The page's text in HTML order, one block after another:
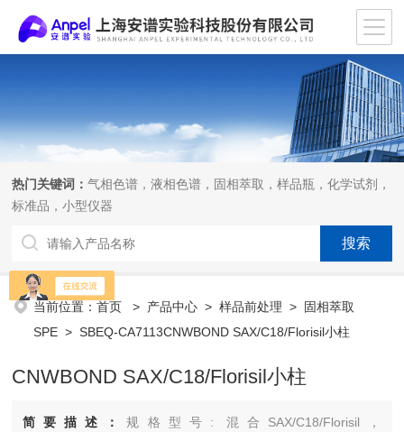
热门关键词：气相色谱，液相色谱，固相萃取，样品瓶，化学试剂，
标准品，小型仪器
当前位置：首页 > 产品中心 >样品前处理 > 固相萃取
SPE > SBEQ-CA7113CNWBOND SAX/C18/Florisil小柱
CNWBOND SAX/C18/Florisil小柱
简要描述：规格型号: 混合SAX/C18/Florisil，